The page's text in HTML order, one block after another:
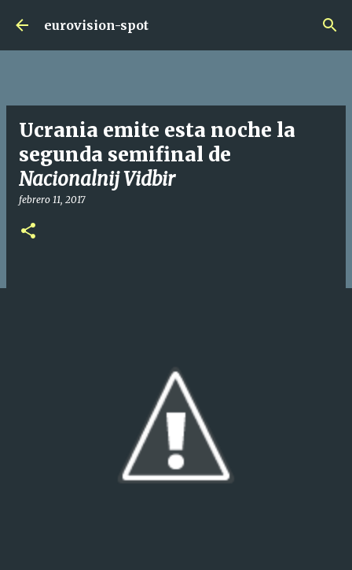
Ir al contenido principal
eurovision-spot
Ucrania emite esta noche la
segunda semifinal de
Nacionalnij Vidbir
febrero 11, 2017